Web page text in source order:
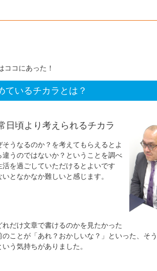
コにあった！
ているチカラとは？
日頃より考えられるチカラ
うなるのか？を考えてもらえるとよ
うのではないか？ということを調べ
を過ごしていただけるとよいです
となかなか難しいと感じます。
だけ文章で書けるのかを見たかった
ことが「あれ？おかしいな？」といった、そ
う気持ちがありました。